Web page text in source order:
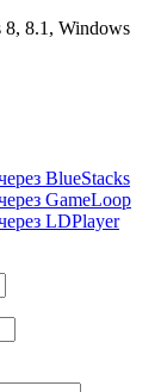
8.1, Windows
BlueStacks
GameLoop
LDPlayer